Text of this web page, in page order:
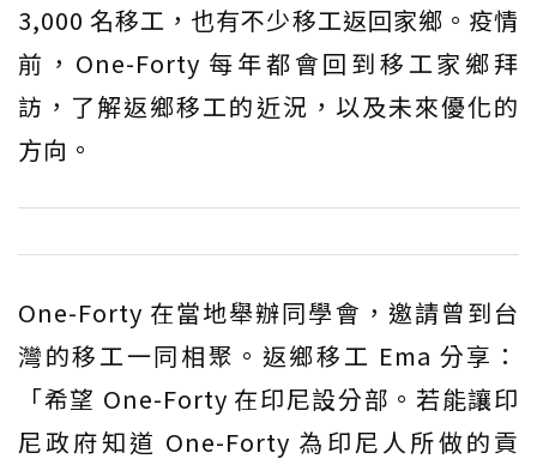
3,000 名移工，也有不少移工返回家鄉。疫情
前，One-Forty 每年都會回到移工家鄉拜
訪，了解返鄉移工的近況，以及未來優化的
方向。
One-Forty 在當地舉辦同學會，邀請曾到台
灣的移工一同相聚。返鄉移工 Ema 分享：
「希望 One-Forty 在印尼設分部。若能讓印
尼政府知道 One-Forty 為印尼人所做的貢